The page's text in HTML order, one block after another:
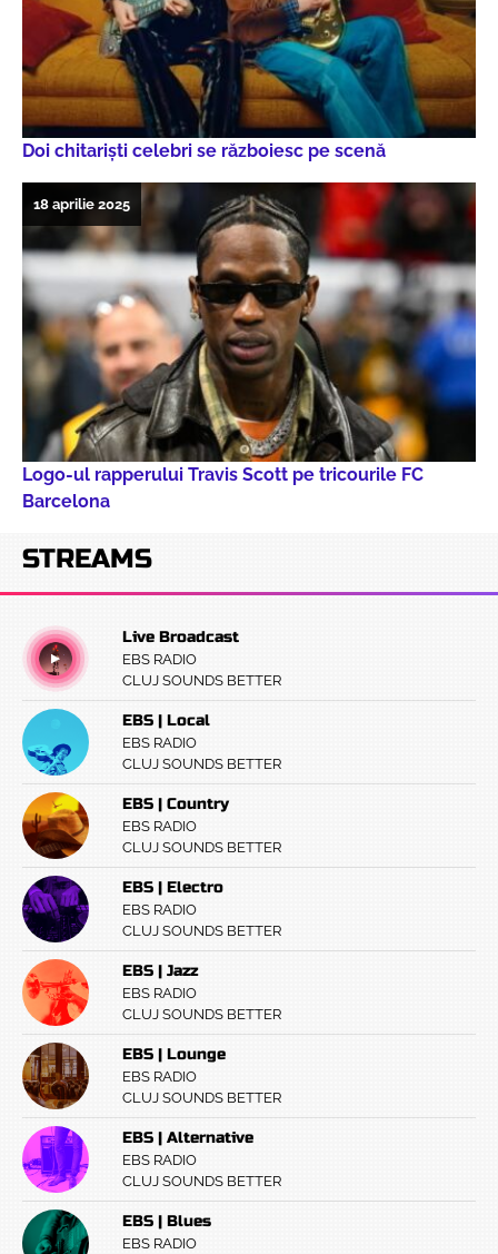
Doi chitarişti celebri se războiesc pe scenă
Logo-ul rapperului Travis Scott pe tricourile FC
Barcelona
18 aprilie 2025
STREAMS
Live Broadcast
EBS RADIO
CLUJ SOUNDS BETTER
EBS | Local
EBS RADIO
CLUJ SOUNDS BETTER
EBS | Country
EBS RADIO
CLUJ SOUNDS BETTER
EBS | Electro
EBS RADIO
CLUJ SOUNDS BETTER
EBS | Jazz
EBS RADIO
CLUJ SOUNDS BETTER
EBS | Lounge
EBS RADIO
CLUJ SOUNDS BETTER
EBS | Alternative
EBS RADIO
CLUJ SOUNDS BETTER
EBS | Blues
EBS RADIO